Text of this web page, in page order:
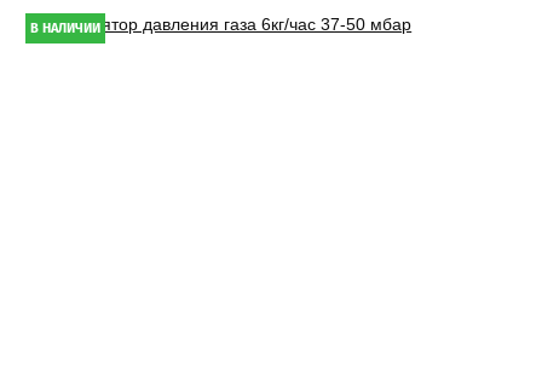
В НАЛИЧИИ